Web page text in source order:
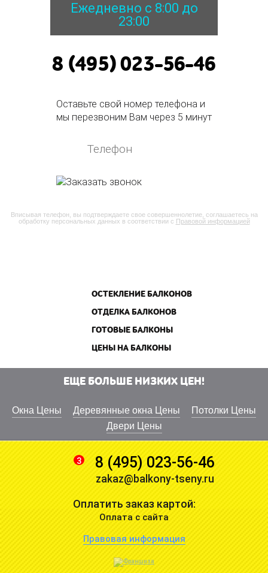
Ежедневно с 8:00 до
23:00
8 (495) 023-56-46
Оставьте свой номер телефона и
мы перезвоним Вам через 5 минут
Вписывая телефон, вы подтверждаете свое совершеннолетие, соглашаетесь на
обработку персональных данных в соответствии с Правовой информацией
ОСТЕКЛЕНИЕ БАЛКОНОВ
ОТДЕЛКА БАЛКОНОВ
ГОТОВЫЕ БАЛКОНЫ
ЦЕНЫ НА БАЛКОНЫ
ЕЩЕ БОЛЬШЕ НИЗКИХ ЦЕН!
Окна Цены Деревянные окна Цены
Потолки Цены
Двери Цены
3 8 (495) 023-56-46
zakaz@balkony-tseny.ru
Оплатить заказ картой:
Оплата с сайта
Правовая информация